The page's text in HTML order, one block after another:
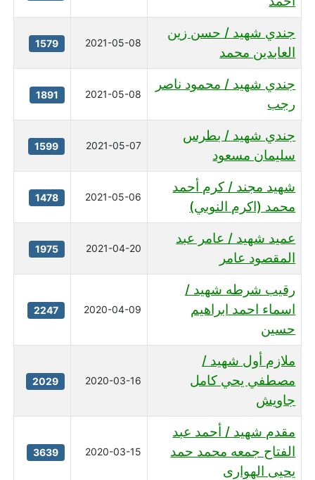
جندي شهيد / حسن زين
العابدين محمد
2021-05-08
1579
جندي شهيد / محمود ناصر
رجب
2021-05-08
1891
جندي شهيد / بطرس
سليمان مسعود
2021-05-07
1599
شهيد مجند / كرم أحمد
محمد (اكرم النوبي)
2021-05-06
1478
عميد شهيد / عامر عبد
المقصود عامر
2021-04-20
1975
رقيب شرطه شهيد /
اسماء احمد ابراهيم
حسين
2020-04-09
2247
ملازم أول شهيد /
مصطفي يحي كامل
جاويش
2020-03-16
2029
مقدم شهيد / أحمد عبد
الفتاح جمعه محمد حمد
يحيى الهوارى
2020-03-15
3639